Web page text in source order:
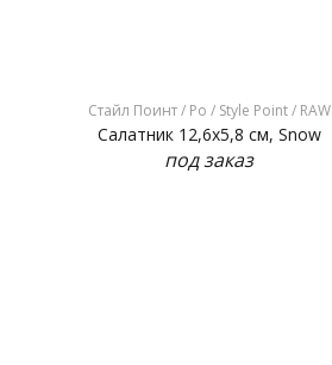
Стайл Поинт / Ро / Style Point / RAW
Салатник 12,6x5,8 см, Snow
под заказ